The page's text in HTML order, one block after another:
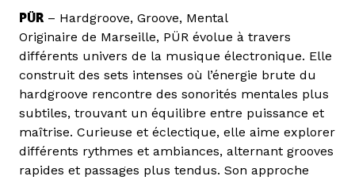
PÜR – Hardgroove, Groove, Mental
Originaire de Marseille, PÜR évolue à travers
différents univers de la musique électronique. Elle
construit des sets intenses où l’énergie brute du
hardgroove rencontre des sonorités mentales plus
subtiles, trouvant un équilibre entre puissance et
maîtrise. Curieuse et éclectique, elle aime explorer
différents rythmes et ambiances, alternant grooves
rapides et passages plus tendus. Son approche